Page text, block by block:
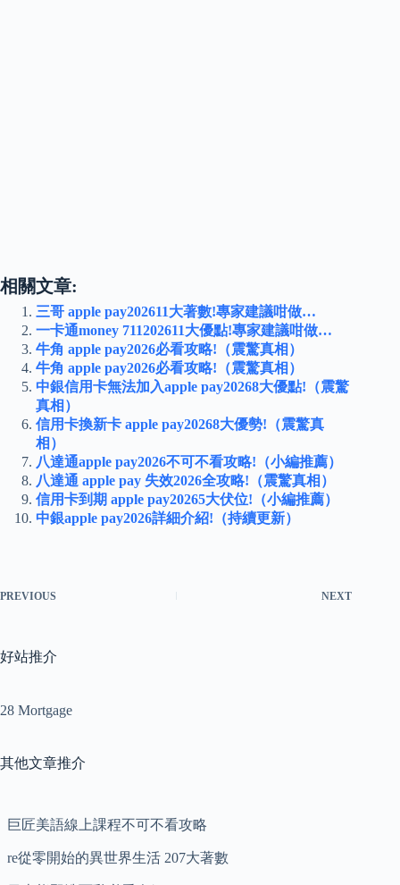
相關文章:
三哥 apple pay202611大著數!專家建議咁做…
一卡通money 711202611大優點!專家建議咁做…
牛角 apple pay2026必看攻略!（震驚真相）
牛角 apple pay2026必看攻略!（震驚真相）
中銀信用卡無法加入apple pay20268大優點!（震驚
真相）
信用卡換新卡 apple pay20268大優勢!（震驚真
相）
八達通apple pay2026不可不看攻略!（小編推薦）
八達通 apple pay 失效2026全攻略!（震驚真相）
信用卡到期 apple pay20265大伏位!（小編推薦）
中銀apple pay2026詳細介紹!（持續更新）
PREVIOUS NEXT
好站推介
28 Mortgage
其他文章推介
巨匠美語線上課程不可不看攻略
re從零開始的異世界生活 207大著數